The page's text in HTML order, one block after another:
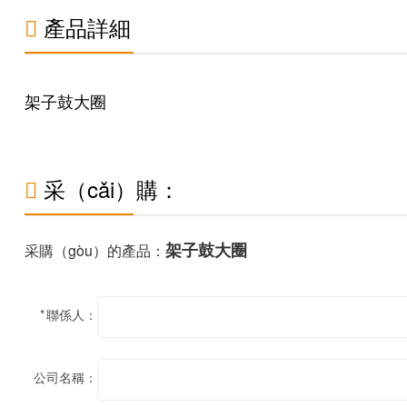
 產品詳細
架子鼓大圈
 采（cǎi）購：
采購（gòu）的產品： 架子鼓大圈
*聯係人：
公司名稱：